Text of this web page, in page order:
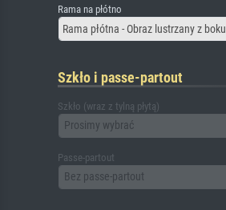
Rama na płótno
Rama płótna - Obraz lustrzany z boku
Szkło i passe-partout
Szkło (wraz z tylną płytą)
Prosimy wybrać
Passe-partout
Bez passe-partout